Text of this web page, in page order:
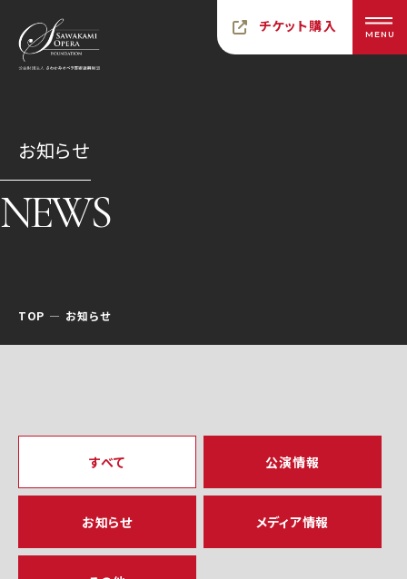
チケット購入 MENU
お知らせ
NEWS
TOP お知らせ
すべて 公演情報
お知らせ メディア情報